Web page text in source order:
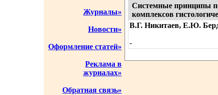
Журналы»
Новости»
Оформление статей»
Реклама в
журналах»
Обратная связь»
Системные принципы
комплексов
В.Г. Никитаев, Е.Ю.
-